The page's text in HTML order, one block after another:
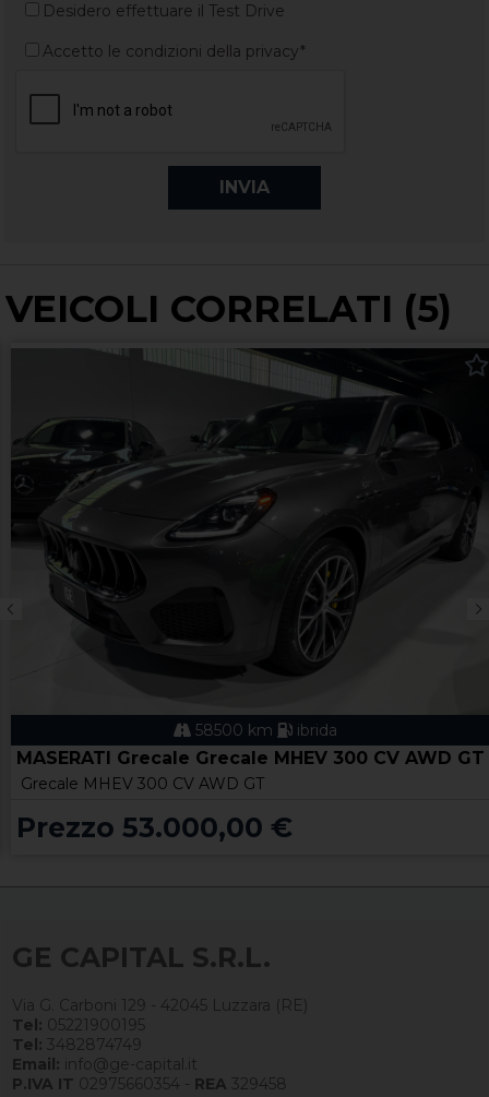
Desidero effettuare il Test Drive
Accetto le condizioni della privacy*
VEICOLI CORRELATI (5)
58500 km ibrida
MASERATI Grecale Grecale MHEV 300 CV AWD GT
Grecale MHEV 300 CV AWD GT
Prezzo 53.000,00 €
GE CAPITAL S.R.L.
Via G. Carboni 129 - 42045 Luzzara (RE)
Tel: 05221900195
Tel: 3482874749
Email: info@ge-capital.it
P.IVA IT 02975660354 - REA 329458